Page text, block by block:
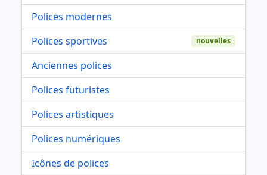
Polices modernes
Polices sportives
nouvelles
Anciennes polices
Polices futuristes
Polices artistiques
Polices numériques
Icônes de polices